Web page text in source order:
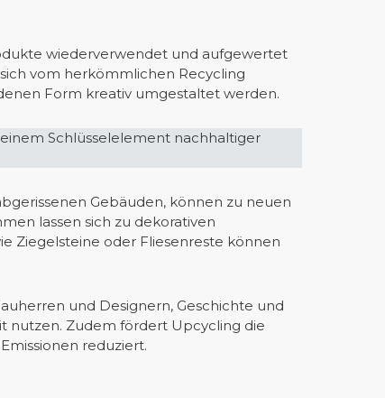
wiederverwendet und aufgewertet
vom herkömmlichen Recycling
Form kreativ umgestaltet werden.
Schlüsselelement nachhaltiger
Gebäuden, können zu neuen
lassen sich zu dekorativen
Ziegelsteine oder Fliesenreste können
und Designern, Geschichte und
nutzen. Zudem fördert Upcycling die
reduziert.